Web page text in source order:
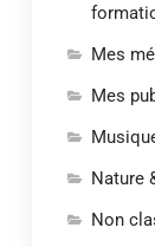
Mes
Mes
Nature
Non